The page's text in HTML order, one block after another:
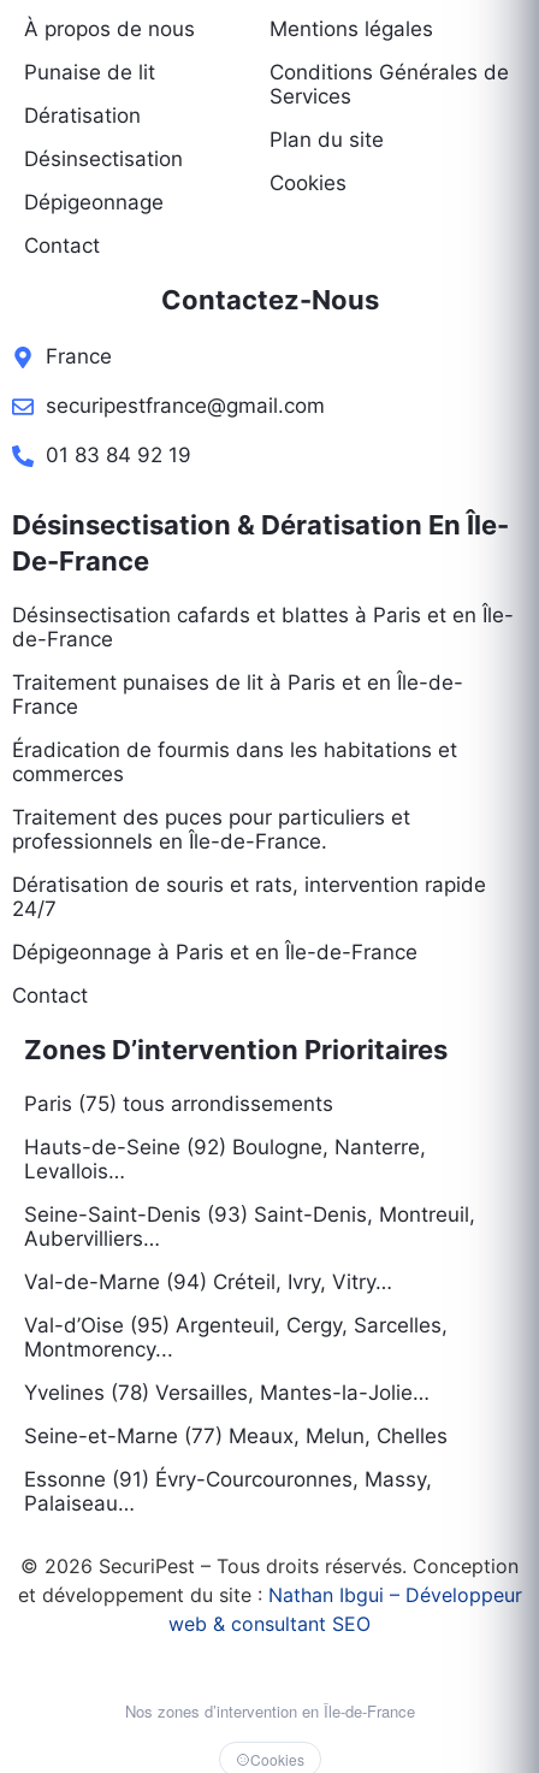
À propos de nous
Punaise de lit
Dératisation
Désinsectisation
Dépigeonnage
Contact
Mentions légales
Conditions Générales de
Services
Plan du site
Cookies
Contactez-Nous
France
securipestfrance@gmail.com
01 83 84 92 19
Désinsectisation & Dératisation En Île-
De-France
Désinsectisation cafards et blattes à Paris et en Île-
de-France
Traitement punaises de lit à Paris et en Île-de-
France
Éradication de fourmis dans les habitations et
commerces
Traitement des puces pour particuliers et
professionnels en Île-de-France.
Dératisation de souris et rats, intervention rapide
24/7
Dépigeonnage à Paris et en Île-de-France
Contact
Zones D’intervention Prioritaires
Paris (75) tous arrondissements
Hauts-de-Seine (92) Boulogne, Nanterre,
Levallois…
Seine-Saint-Denis (93) Saint-Denis, Montreuil,
Aubervilliers…
Val-de-Marne (94) Créteil, Ivry, Vitry…
Val-d’Oise (95) Argenteuil, Cergy, Sarcelles,
Montmorency...
Yvelines (78) Versailles, Mantes-la-Jolie…
Seine-et-Marne (77) Meaux, Melun, Chelles
Essonne (91) Évry-Courcouronnes, Massy,
Palaiseau…
© 2026 SecuriPest – Tous droits réservés. Conception
et développement du site : Nathan Ibgui – Développeur
web & consultant SEO
Nos zones d’intervention en Île-de-France
Cookies